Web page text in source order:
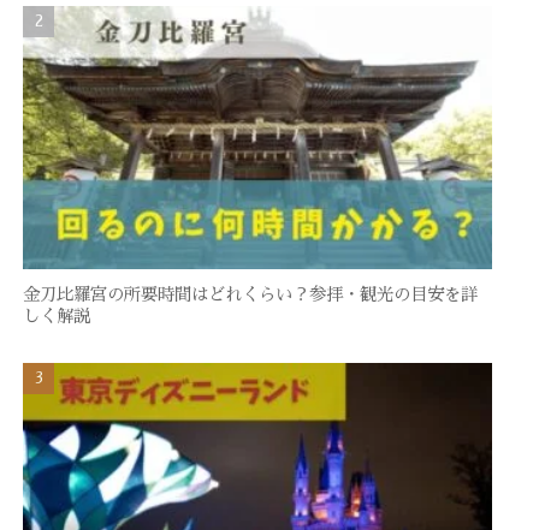
金刀比羅宮の所要時間はどれくらい？参拝・観光の目安を詳
しく解説